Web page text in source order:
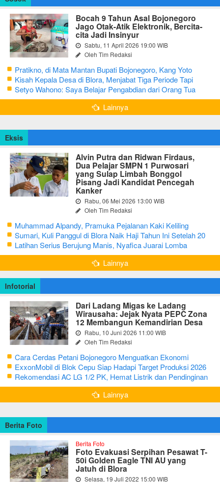
Bocah 9 Tahun Asal Bojonegoro
Jago Otak-Atik Elektronik, Bercita-
cita Jadi Insinyur
Sabtu, 11 April 2026 19:00 WIB
Oleh Tim Redaksi
Pratikno, di Mata Mantan Bupati Bojonegoro, Kang Yoto
Kisah Kepala Desa di Blora, Menjabat Tiga Periode Tapi
Masih Hidup Sederhana
Setyo Wahono: Saya Belajar Pengabdian dari Orang Tua
Lainnya
Eksis
Alvin Putra dan Ridwan Firdaus,
Dua Pelajar SMPN 1 Purwosari
yang Sulap Limbah Bonggol
Pisang Jadi Kandidat Pencegah
Kanker
Rabu, 06 Mei 2026 13:00 WIB
Oleh Tim Redaksi
Muhammad Alpandy, Pramuka Pejalanan Kaki Keliling
Nusantara dengan Misi Literasi Budaya
Sumari, Kuli Panggul di Blora Naik Haji Tahun Ini Setelah 20
Tahun Sisihkan Uang Receh
Latihan Serius Berujung Manis, Nyafica Juarai Lomba
Bertutur tentang Nilai Hidup Orang Samin
Lainnya
Infotorial
Dari Ladang Migas ke Ladang
Wirausaha: Jejak Nyata PEPC Zona
12 Membangun Kemandirian Desa
Rabu, 10 Juni 2026 11:00 WIB
Oleh Tim Redaksi
Cara Cerdas Petani Bojonegoro Menguatkan Ekonomi
Keluarga
ExxonMobil di Blok Cepu Siap Hadapi Target Produksi 2026
Rekomendasi AC LG 1/2 PK, Hemat Listrik dan Pendinginan
Maksimal
Lainnya
Berita Foto
Berita Foto
Foto Evakuasi Serpihan Pesawat T-
50i Golden Eagle TNI AU yang
Jatuh di Blora
Selasa, 19 Juli 2022 15:00 WIB